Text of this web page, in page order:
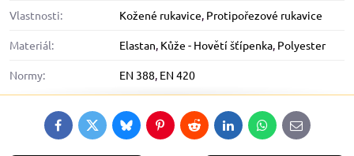
Vlastnosti: Kožené rukavice, Protipořezové rukavice
Materiál: Elastan, Kůže - Hovětí šťípenka, Polyester
Normy: EN 388, EN 420
FacebookTwitterBlueskyPinterestRedditLinkedInWhatsApp
E-
mail